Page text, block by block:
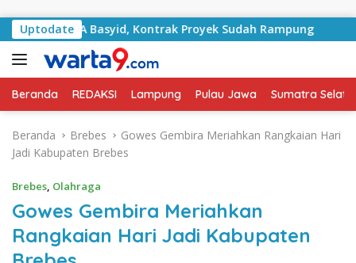
Uptodate
RA Basyid, Kontrak Proyek Sudah Rampung
Beranda REDAKSI Lampung Pulau Jawa Sumatra
Beranda Brebes
Gowes Gembira Meriahkan Rangkaian Hari
Jadi Kabupaten Brebes
Brebes, Olahraga
Gowes Gembira Meriahkan
Rangkaian Hari Jadi Kabupaten